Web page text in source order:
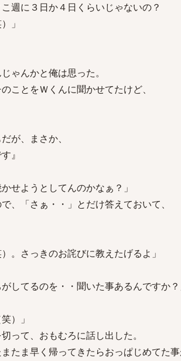
週に３日か４日くらいじゃないの？
」
ゃんかと俺は思った。
ことをＷくんに聞かせてたけど、
が、まさか、
』
せようとしてんのかなぁ？」
、「さぁ・・」とだけ答えておいて、
。さっきのお詫びに教えたげるよ」
してるのを・・聞いた事あるんですか
）」
って、おもむろに話し出した。
たま早く帰ってきたらおっぱじめてた